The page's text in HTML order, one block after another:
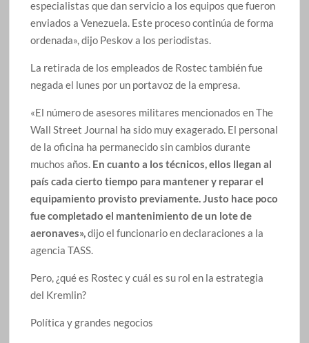
especialistas que dan servicio a los equipos que fueron
enviados a Venezuela. Este proceso continúa de forma
ordenada», dijo Peskov a los periodistas.
La retirada de los empleados de Rostec también fue
negada el lunes por un portavoz de la empresa.
«El número de asesores militares mencionados en The
Wall Street Journal ha sido muy exagerado. El personal
de la oficina ha permanecido sin cambios durante
muchos años. En cuanto a los técnicos, ellos llegan al
país cada cierto tiempo para mantener y reparar el
equipamiento provisto previamente. Justo hace poco
fue completado el mantenimiento de un lote de
aeronaves»,dijo el funcionario en declaraciones a la
agencia TASS.
Pero, ¿qué es Rostec y cuál es su rol en la estrategia
del Kremlin?
Política y grandes negocios